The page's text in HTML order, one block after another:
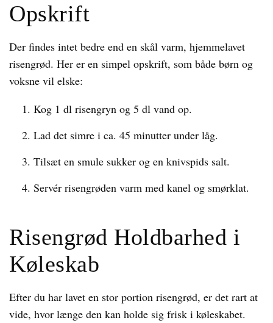
Opskrift
Der findes intet bedre end en skål varm, hjemmelavet
risengrød. Her er en simpel opskrift, som både børn og
voksne vil elske:
Kog 1 dl risengryn og 5 dl vand op.
Lad det simre i ca. 45 minutter under låg.
Tilsæt en smule sukker og en knivspids salt.
Servér risengrøden varm med kanel og smørklat.
Risengrød Holdbarhed i
Køleskab
Efter du har lavet en stor portion risengrød, er det rart at
vide, hvor længe den kan holde sig frisk i køleskabet.